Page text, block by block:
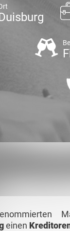
einen